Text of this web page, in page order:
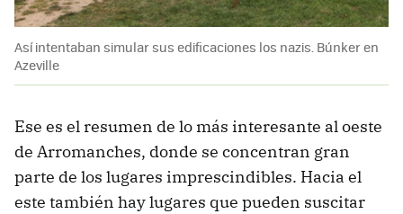
Así intentaban simular sus edificaciones los nazis. Búnker en
Azeville
Ese es el resumen de lo más interesante al oeste
de Arromanches, donde se concentran gran
parte de los lugares imprescindibles. Hacia el
este también hay lugares que pueden suscitar